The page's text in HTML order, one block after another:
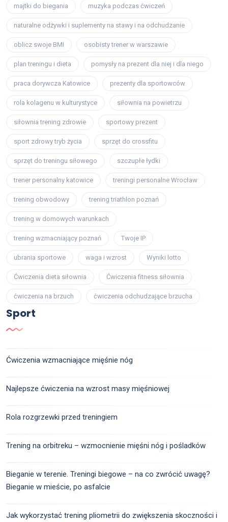
majtki do biegania muzyka podczas ćwiczeń
naturalne odżywki i suplementy na stawy i na odchudzanie
oblicz swoje BMI osobisty trener w warszawie
plan treningu i dieta pomysły na prezent dla niej i dla niego
praca dorywcza Katowice prezenty dla sportowców
rola kolagenu w kulturystyce siłownia na powietrzu
siłownia trening zdrowie sportowy prezent
sport zdrowy tryb życia sprzęt do crossfitu
sprzęt do treningu siłowego szczupłe łydki
trener personalny katowice treningi personalne Wrocław
trening obwodowy trening triathlon poznań
trening w domowych warunkach
trening wzmacniający poznań Twoje IP
ubrania sportowe waga i wzrost Wyniki lotto
Ćwiczenia dieta siłownia Ćwiczenia fitness siłownia
ćwiczenia na brzuch ćwiczenia odchudzające brzucha
Sport
Ćwiczenia wzmacniające mięśnie nóg
Najlepsze ćwiczenia na wzrost masy mięśniowej
Rola rozgrzewki przed treningiem
Trening na orbitreku – wzmocnienie mięśni nóg i pośladków
Bieganie w terenie. Treningi biegowe – na co zwrócić uwagę?
Bieganie w mieście, po asfalcie
Jak wykorzystać trening pliometrii do zwiększenia skoczności i